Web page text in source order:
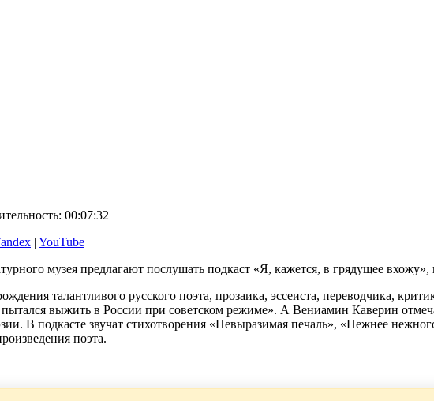
00:07:32
| YouTube
музея предлагают послушать подкаст «Я, кажется, в грядущее
талантливого русского поэта, прозаика, эссеиста, переводчика,
выжить в России при советском режиме». А Вениамин Каверин
В подкасте звучат стихотворения «Невыразимая печаль», «Нежнее
поэта.